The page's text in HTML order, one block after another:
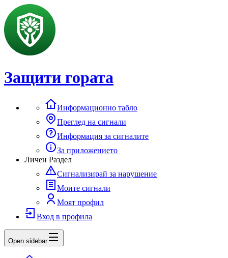
Защити гората
Информационно табло
Преглед на сигнали
Информация за сигналите
За приложението
Личен Раздел
Сигнализирай за нарушение
Моите сигнали
Моят профил
Вход в профила
Open sidebar